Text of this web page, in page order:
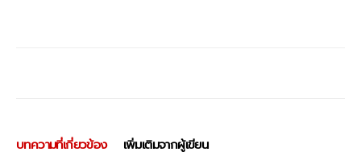
บทความที่เกี่ยวข้อง เพิ่มเติมจากผู้เขียน